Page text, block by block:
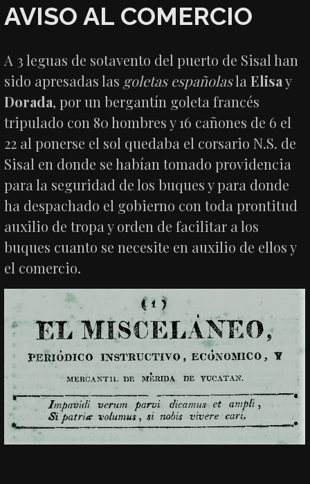
AVISO AL COMERCIO
A 3 leguas de sotavento del puerto de Sisal han
sido apresadas las goletas españolaslaElisay
Dorada, por un bergantín goleta francés
tripulado con 80 hombres y 16 cañones de 6 el
22 al ponerse el sol quedaba el corsario N.S. de
Sisal en donde se habían tomado providencia
para la seguridad de los buques y para donde
ha despachado el gobierno con toda prontitud
auxilio de tropa y orden de facilitar a los
buques cuanto se necesite en auxilio de ellos y
el comercio.